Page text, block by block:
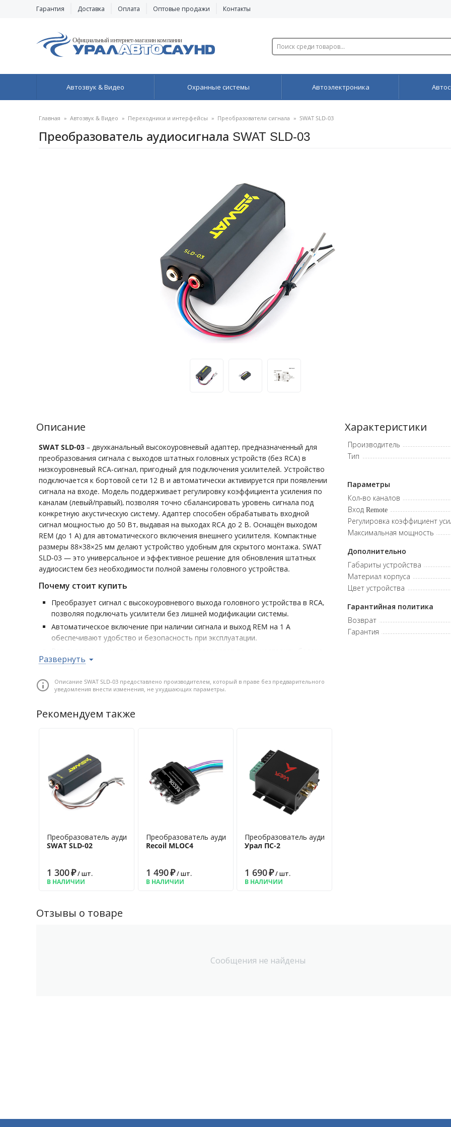
Гарантия Доставка Оплата Оптовые продажи Контакты
Автозвук & Видео Охранные системы Автоэлектроника
Главная » Автозвук & Видео » Переходники и интерфейсы » Преобразователи сигнала » SWAT SLD-03
Преобразователь аудиосигнала SWAT SLD-03
Описание
SWAT SLD-03 – двухканальный высокоуровневый адаптер, предназначенный для
преобразования сигнала с выходов штатных головных устройств (без RCA) в
низкоуровневый RCA-сигнал, пригодный для подключения усилителей. Устройство
подключается к бортовой сети 12 В и автоматически активируется при появлении
сигнала на входе. Модель поддерживает регулировку коэффициента усиления по
каналам (левый/правый), позволяя точно сбалансировать уровень сигнала под
конкретную акустическую систему. Адаптер способен обрабатывать входной
сигнал мощностью до 50 Вт, выдавая на выходах RCA до 2 В. Оснащён выходом
REM (до 1 А) для автоматического включения внешнего усилителя. Компактные
размеры 88×38×25 мм делают устройство удобным для скрытого монтажа. SWAT
SLD-03 — это универсальное и эффективное решение для обновления штатных
аудиосистем без необходимости полной замены головного устройства.
Почему стоит купить
Преобразует сигнал с высокоуровневого выхода головного устройства в RCA,
позволяя подключать усилители без лишней модификации системы.
Автоматическое включение при наличии сигнала и выход REM на 1 А
обеспечивают удобство и безопасность при эксплуатации.
звучания между левым и правым каналом.
напряжением до 2 В для качественного звука.
даже в ограниченном пространстве.
Развернуть
Описание SWAT SLD-03 предоставлено производителем, который в праве без предварительного
уведомления внести изменения, не ухудшающих параметры.
Характеристики
Производитель
Тип
Параметры
Кол-во каналов
Вход Remote
Регулировка коэффициент
Максимальная мощность
Дополнительно
Габариты устройства
Материал корпуса
Цвет устройства
Гарантийная политика
Возврат
Гарантия
Рекомендуем также
Преобразователь аудиосигнала
SWAT SLD-02
1 300₽/ шт.
В НАЛИЧИИ
Преобразователь аудиосигнала
Recoil MLOC4
1 490₽/ шт.
В НАЛИЧИИ
Преобразователь аудиосигнала
Урал ПС-2
1 690₽/ шт.
В НАЛИЧИИ
Отзывы о товаре
Сообщения не найдены